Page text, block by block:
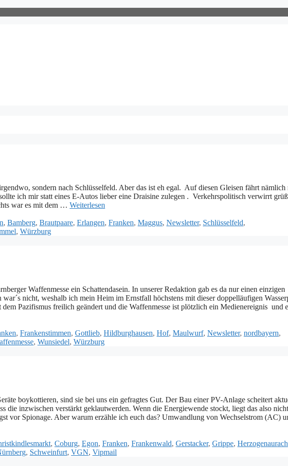
sondern nach Schlüsselfeld. Aber das ist eh egal. Auf diesen Gleisen fährt nämlich
ich mir statt eines E-Autos lieber eine Draisine zulegen . Verkehrspolitisch verwirrt
war es mit dem … Weiterlesen
, Bamberg, Brautpaare, Erlangen, Franken, Maggus, Newsletter, Schlüsselfeld,
, Würzburg
Waffenmesse ein Schattendasein. In unserer Redaktion gab es da nur einen einzigen
nicht, weshalb ich mein Heim im Ernstfall höchstens mit dieser doppelläufigen
Pazifismus freilich geändert und die Waffenmesse ist plötzlich ein Medienereignis
, Frankenstimmen, Gottlieb, Hildburghausen, Hof, Maulwurf, Newsletter, nordbayern,
, Wunsiedel, Würzburg
boykottieren, sind sie bei uns ein gefragtes Gut. Der Bau einer PV-Anlage scheitert
die inzwischen verstärkt geklautwerden. Wenn die Energiewende stockt, liegt das also nicht
vor Spionage. Aber warum erzähle ich euch das? Umwandlung von Wechselstrom (AC)
, Coburg, Egon, Franken, Frankenwald, Gerstacker, Grippe, Herzogenaurach
, Schweinfurt, VGN, Vipmail